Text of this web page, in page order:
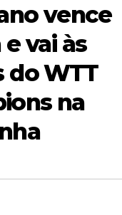
vence
vai às
do WTT
na